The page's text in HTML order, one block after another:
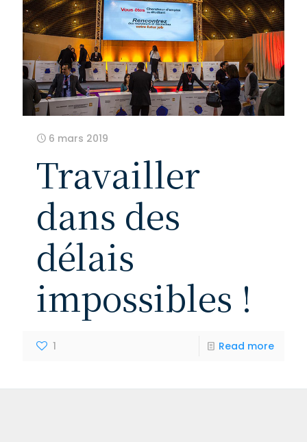
6 mars 2019
Travailler
dans des
délais
impossibles !
1 Read more